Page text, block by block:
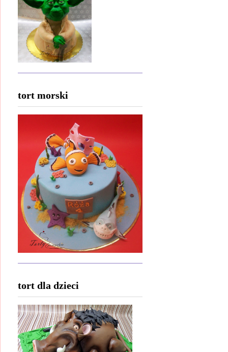
tort morski
tort dla dzieci